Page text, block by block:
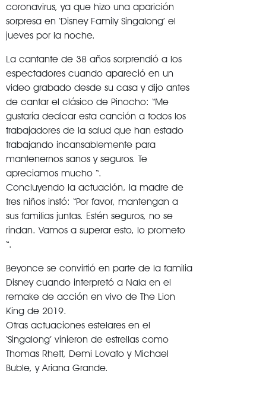
coronavirus, ya que hizo una aparición
sorpresa en ‘Disney Family Singalong’ el
jueves por la noche.
La cantante de 38 años sorprendió a los
espectadores cuando apareció en un
video grabado desde su casa y dijo antes
de cantar el clásico de Pinocho: “Me
gustaría dedicar esta canción a todos los
trabajadores de la salud que han estado
trabajando incansablemente para
mantenernos sanos y seguros. Te
apreciamos mucho “.
Concluyendo la actuación, la madre de
tres niños instó: “Por favor, mantengan a
sus familias juntas. Estén seguros, no se
rindan. Vamos a superar esto, lo prometo
“.
Beyonce se convirtió en parte de la familia
Disney cuando interpretó a Nala en el
remake de acción en vivo de The Lion
King de 2019.
Otras actuaciones estelares en el
‘Singalong’ vinieron de estrellas como
Thomas Rhett, Demi Lovato y Michael
Buble, y Ariana Grande.